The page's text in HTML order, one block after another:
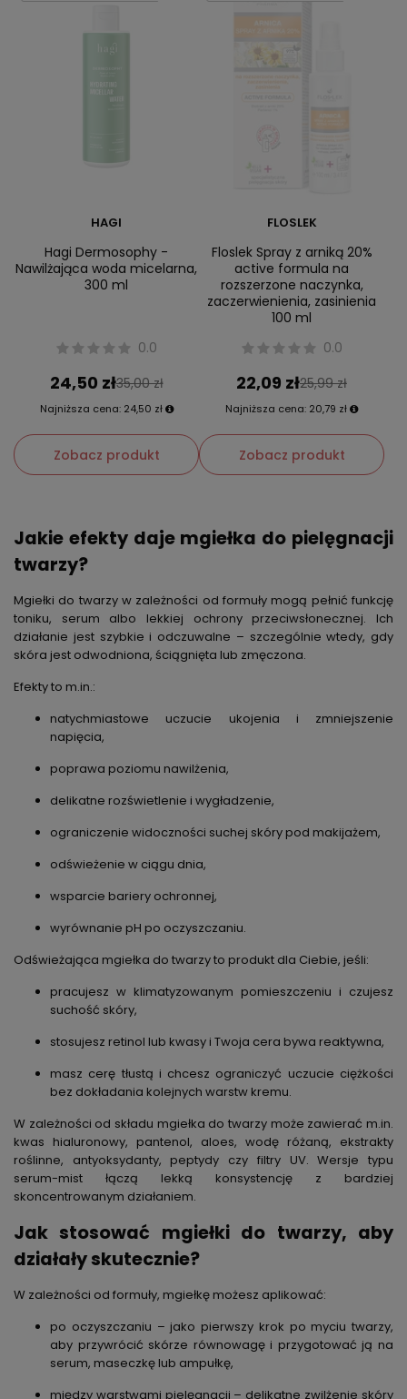
HAGI
Hagi Dermosophy -
Nawilżająca woda micelarna,
300 ml
0.0
24,50 zł35,00 zł
Najniższa cena: 24,50 zł
Zobacz produkt
FLOSLEK
Floslek Spray z arniką 20%
active formula na
rozszerzone naczynka,
zaczerwienienia, zasinienia
100 ml
0.0
22,09 zł25,99 zł
Najniższa cena: 20,79 zł
Zobacz produkt
Jakie efekty daje mgiełka do pielęgnacji
twarzy?
Mgiełki do twarzy w zależności od formuły mogą pełnić funkcję
toniku, serum albo lekkiej ochrony przeciwsłonecznej. Ich
działanie jest szybkie i odczuwalne – szczególnie wtedy, gdy
skóra jest odwodniona, ściągnięta lub zmęczona.
Efekty to m.in.:
natychmiastowe uczucie ukojenia i zmniejszenie
napięcia,
poprawa poziomu nawilżenia,
delikatne rozświetlenie i wygładzenie,
ograniczenie widoczności suchej skóry pod makijażem,
odświeżenie w ciągu dnia,
wsparcie bariery ochronnej,
wyrównanie pH po oczyszczaniu.
Odświeżająca mgiełka do twarzy to produkt dla Ciebie, jeśli:
pracujesz w klimatyzowanym pomieszczeniu i czujesz
suchość skóry,
stosujesz retinol lub kwasy i Twoja cera bywa reaktywna,
masz cerę tłustą i chcesz ograniczyć uczucie ciężkości
bez dokładania kolejnych warstw kremu.
W zależności od składu mgiełka do twarzy może zawierać m.in.
kwas hialuronowy, pantenol, aloes, wodę różaną, ekstrakty
roślinne, antyoksydanty, peptydy czy filtry UV. Wersje typu
serum-mist łączą lekką konsystencję z bardziej
skoncentrowanym działaniem.
Jak stosować mgiełki do twarzy, aby
działały skutecznie?
W zależności od formuły, mgiełkę możesz aplikować:
po oczyszczaniu – jako pierwszy krok po myciu twarzy,
aby przywrócić skórze równowagę i przygotować ją na
serum, maseczkę lub ampułkę,
między warstwami pielęgnacji – delikatne zwilżenie skóry